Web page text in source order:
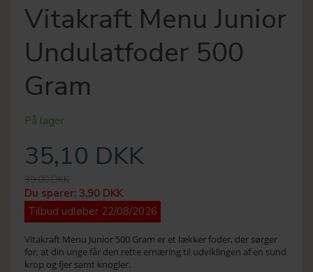
Vitakraft Menu Junior
Undulatfoder 500
Gram
På lager
35,10 DKK
39,00 DKK
Du sparer: 3,90 DKK
Tilbud udløber 22/08/2026
Vitakraft Menu Junior 500 Gram er et lækker foder, der sørger
for, at din unge får den rette ernæring til udviklingen af en sund
krop og fjer samt knogler.